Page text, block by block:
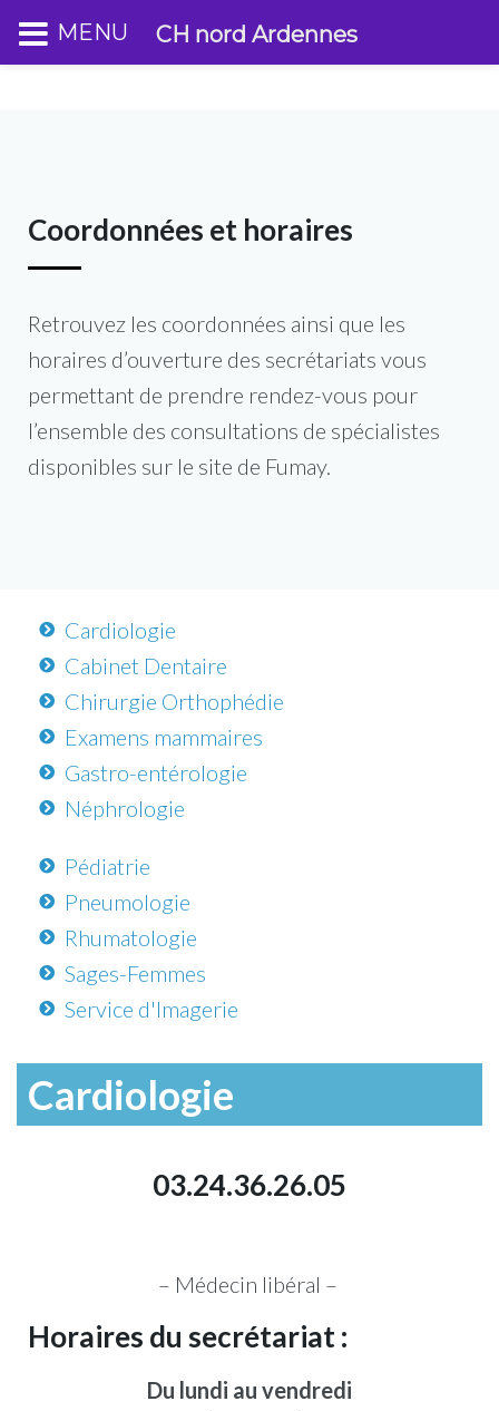
Coordonnées et horaires
Retrouvez les coordonnées ainsi que les
horaires d’ouverture des secrétariats vous
permettant de prendre rendez-vous pour
l’ensemble des consultations de spécialistes
disponibles sur le site de Fumay.
Cardiologie
Cabinet Dentaire
Chirurgie Orthophédie
Examens mammaires
Gastro-entérologie
Néphrologie
Pédiatrie
Pneumologie
Rhumatologie
Sages-Femmes
Service d'Imagerie
Cardiologie
03.24.36.26.05
– Médecin libéral –
Horaires du secrétariat :
Du lundi au vendredi
MENU CH nord Ardennes